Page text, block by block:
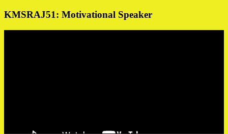
KMSRAJ51: Motivational Speaker